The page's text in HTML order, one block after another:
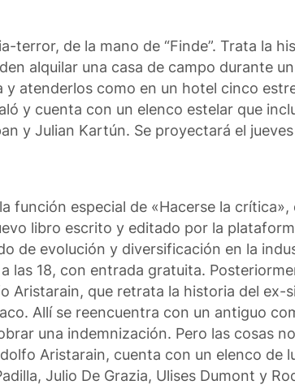
terror, de la mano de “Finde”. Trata la
alquilar una casa de campo durante
atenderlos como en un hotel cinco
y cuenta con un elenco estelar que
y Julian Kartún. Se proyectará el jueves
función especial de «Hacerse la crítica»,
libro escrito y editado por la
de evolución y diversificación en la
las 18, con entrada gratuita.
Aristarain, que retrata la historia del ex-
Allí se reencuentra con un antiguo
una indemnización. Pero las cosas
Aristarain, cuenta con un elenco de
Julio De Grazia, Ulises Dumont y